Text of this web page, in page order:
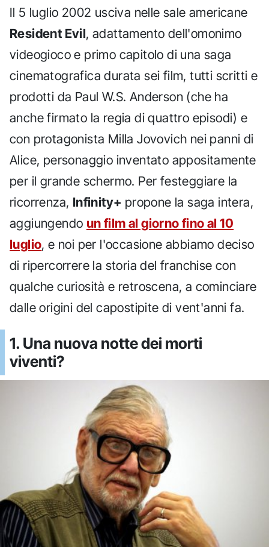
Il 5 luglio 2002 usciva nelle sale americane
Resident Evil, adattamento dell'omonimo
videogioco e primo capitolo di una saga
cinematografica durata sei film, tutti scritti e
prodotti da Paul W.S. Anderson (che ha
anche firmato la regia di quattro episodi) e
con protagonista Milla Jovovich nei panni di
Alice, personaggio inventato appositamente
per il grande schermo. Per festeggiare la
ricorrenza, Infinity+ propone la saga intera,
aggiungendo un film al giorno fino al 10
luglio, e noi per l'occasione abbiamo deciso
di ripercorrere la storia del franchise con
qualche curiosità e retroscena, a cominciare
dalle origini del capostipite di vent'anni fa.
1. Una nuova notte dei morti
viventi?